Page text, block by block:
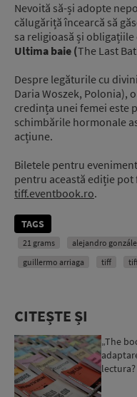
Nevoită să-și adopte
călugăriță încearcă să
sa religioasă și
Ultima baie (The Last
Despre legăturile cu
Daria Woszek, Polonia),
credința unei femei este
schimbările hormonale
acțiune.
Biletele pentru
pentru această ediție
tiff.eventbook.ro.
TAGS
21 grams alejandro
guillermo arriaga
tiff
CITEȘTE ȘI
„The
lectura?